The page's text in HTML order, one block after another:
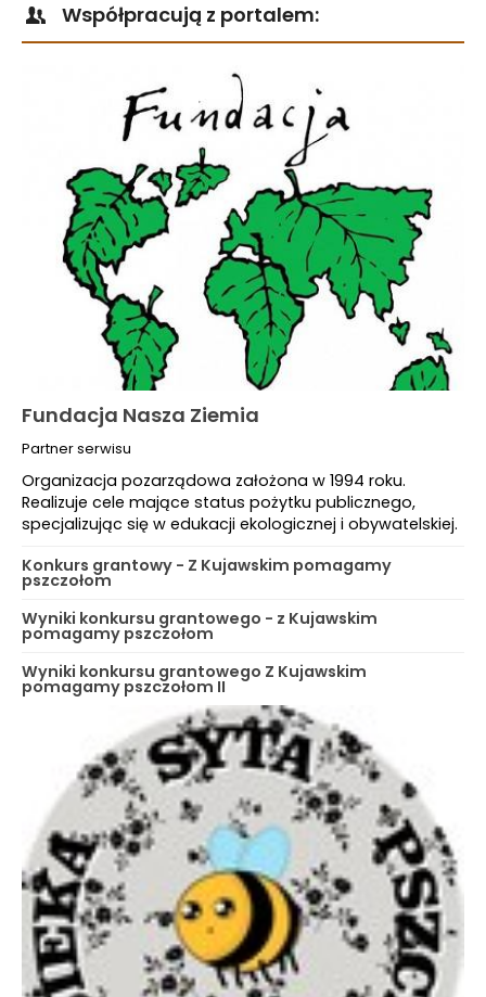
Współpracują z portalem:
Fundacja Nasza Ziemia
Partner serwisu
Organizacja pozarządowa założona w 1994 roku.
Realizuje cele mające status pożytku publicznego,
specjalizując się w edukacji ekologicznej i obywatelskiej.
Konkurs grantowy - Z Kujawskim pomagamy
pszczołom
Wyniki konkursu grantowego - z Kujawskim
pomagamy pszczołom
Wyniki konkursu grantowego Z Kujawskim
pomagamy pszczołom II